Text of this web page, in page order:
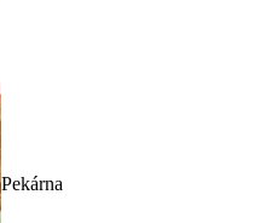
Pekárna